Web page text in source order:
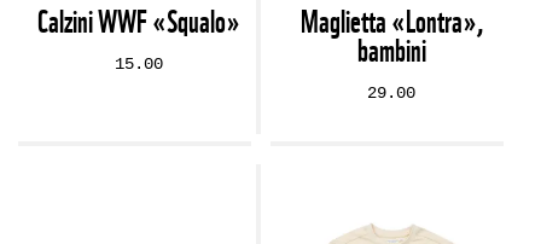
Calzini WWF «Squalo»
15.00
Maglietta «Lontra»,
bambini
29.00